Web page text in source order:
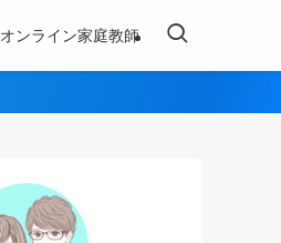
オンライン家庭教師